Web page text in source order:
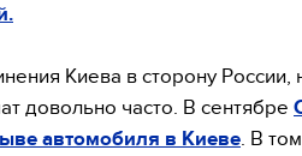
Киева в сторону России,
довольно часто. В сентябре
автомобиля в Киеве . В